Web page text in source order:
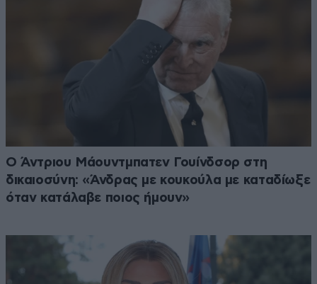
Ο Άντριου Μάουντμπατεν Γουίνδσορ στη
δικαιοσύνη: «Άνδρας με κουκούλα με καταδίωξε
όταν κατάλαβε ποιος ήμουν»